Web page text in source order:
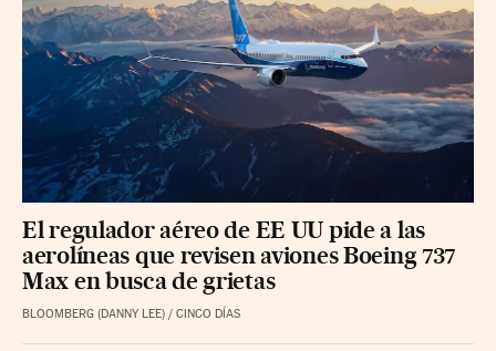
El regulador aéreo de EE UU pide a las
aerolíneas que revisen aviones Boeing 737
Max en busca de grietas
BLOOMBERG (DANNY LEE) / CINCO DÍAS